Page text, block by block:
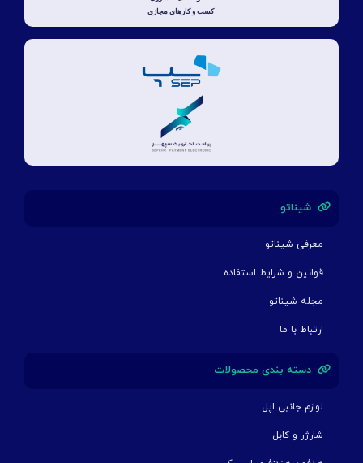
شیناتو
معرفی شیناتو
قوانین و شرایط استفاده
مجله شیناتو
ارتباط با ما
دسته بندی محصولات
لوازم جانبی اپل
شارژر و کابل